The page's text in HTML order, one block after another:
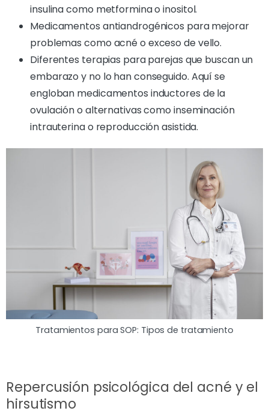
insulina como metformina o inositol.
Medicamentos antiandrogénicos para mejorar
problemas como acné o exceso de vello.
Diferentes terapias para parejas que buscan un
embarazo y no lo han conseguido. Aquí se
engloban medicamentos inductores de la
ovulación o alternativas como inseminación
intrauterina o reproducción asistida.
Tratamientos para SOP: Tipos de tratamiento
Repercusión psicológica del acné y el
hirsutismo